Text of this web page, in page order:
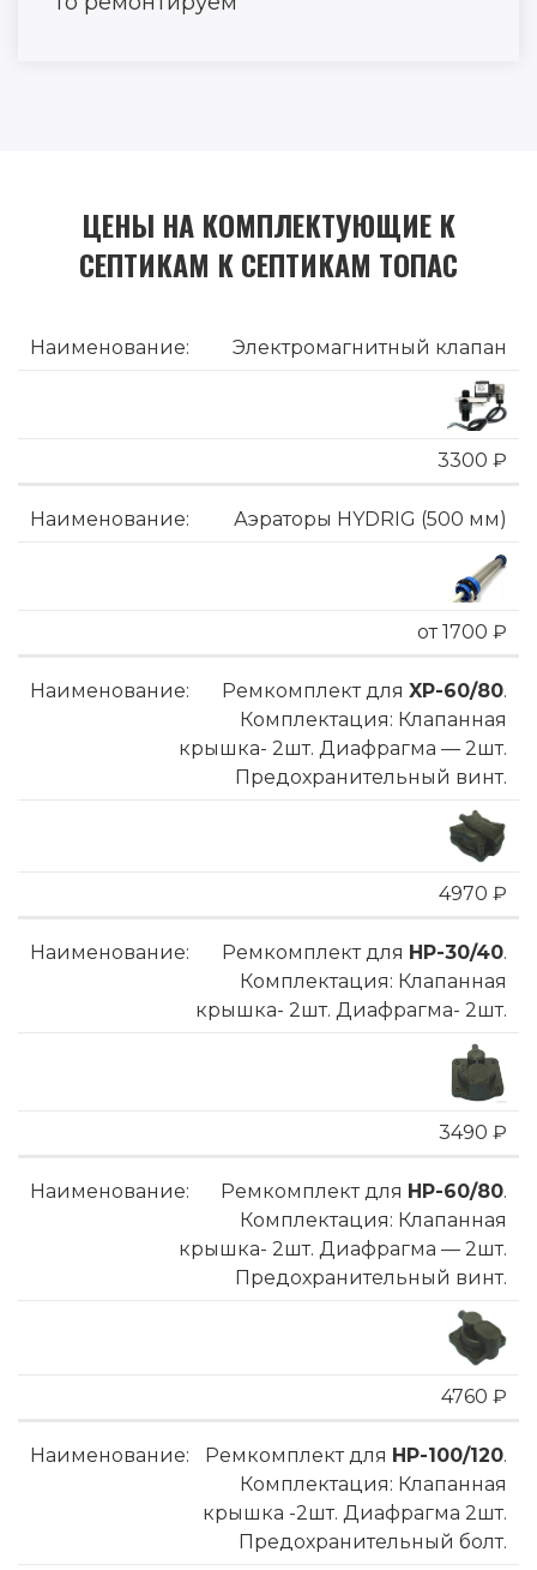
ЦЕНЫ НА КОМПЛЕКТУЮЩИЕ К
СЕПТИКАМ К СЕПТИКАМ ТОПАС
Электромагнитный клапан
3300 ₽
Аэраторы HYDRIG (500 мм)
от 1700 ₽
Ремкомплект для XP-60/80.
Комплектация: Клапанная
крышка- 2шт. Диафрагма — 2шт.
Предохранительный винт.
4970 ₽
Ремкомплект для HP-30/40.
Комплектация: Клапанная
крышка- 2шт. Диафрагма- 2шт.
3490 ₽
Ремкомплект для HP-60/80.
Комплектация: Клапанная
крышка- 2шт. Диафрагма — 2шт.
Предохранительный винт.
4760 ₽
Ремкомплект для HP-100/120.
Комплектация: Клапанная
крышка -2шт. Диафрагма 2шт.
Предохранительный болт.